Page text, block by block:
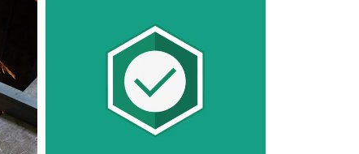
APPLICATIONS MOBILES LOGICIELS MÉTIERS
GEMBA